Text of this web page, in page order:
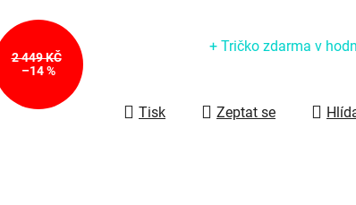
+ Tričko zdarma v
Tisk Zeptat se
2 449 KČ
–14 %